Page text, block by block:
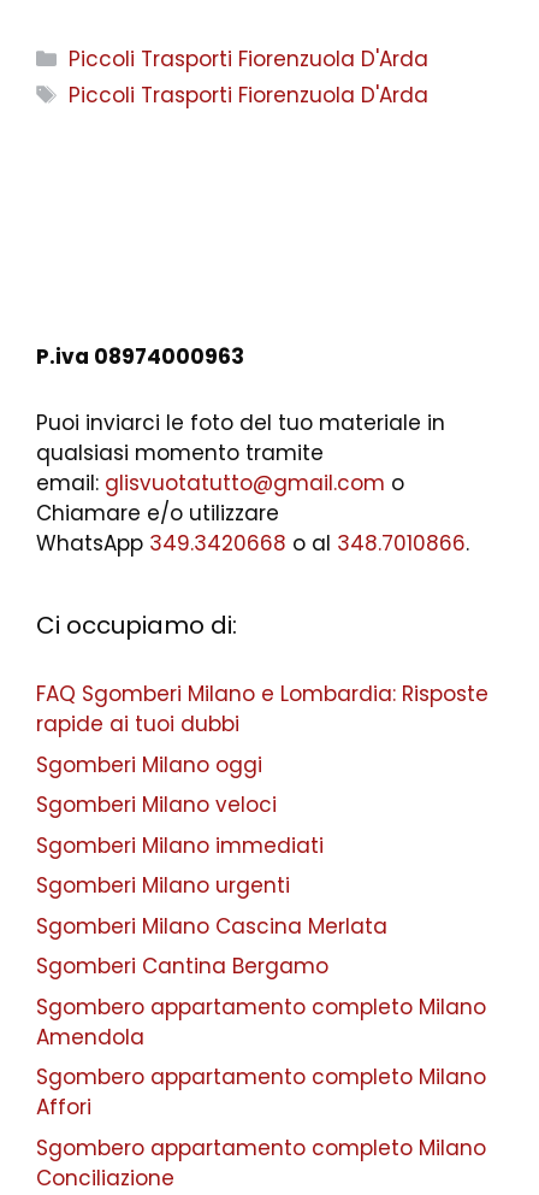
Categorie
Piccoli Trasporti Fiorenzuola D'Arda
Tag
Piccoli Trasporti Fiorenzuola D'Arda
P.iva 08974000963
Puoi inviarci le foto del tuo materiale in
qualsiasi momento tramite
email: glisvuotatutto@gmail.com o
Chiamare e/o utilizzare
WhatsApp 349.3420668 o al 348.7010866.
Ci occupiamo di:
FAQ Sgomberi Milano e Lombardia: Risposte
rapide ai tuoi dubbi
Sgomberi Milano oggi
Sgomberi Milano veloci
Sgomberi Milano immediati
Sgomberi Milano urgenti
Sgomberi Milano Cascina Merlata
Sgomberi Cantina Bergamo
Sgombero appartamento completo Milano
Amendola
Sgombero appartamento completo Milano
Affori
Sgombero appartamento completo Milano
Conciliazione